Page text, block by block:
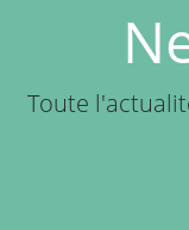
Toute